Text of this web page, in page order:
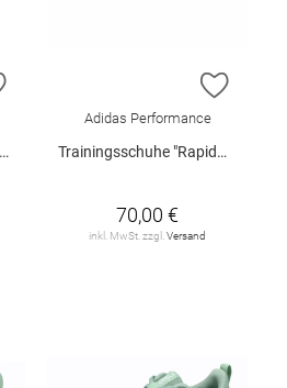
ZUR WUNSCHLISTE HINZUFÜGEN
ZUR
Adidas Performance
Trainingsschuhe "Rapidmove Go W"
70,00 €
inkl. MwSt. zzgl. Versand